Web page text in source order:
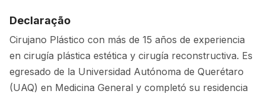
Declaração
Cirujano Plástico con más de 15 años de experiencia
en cirugía plástica estética y cirugía reconstructiva. Es
egresado de la Universidad Autónoma de Querétaro
(UAQ) en Medicina General y completó su residencia